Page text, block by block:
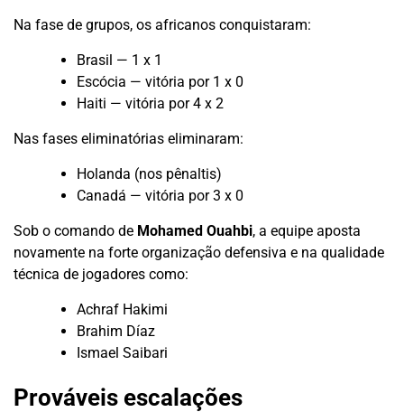
Na fase de grupos, os africanos conquistaram:
Brasil — 1 x 1
Escócia — vitória por 1 x 0
Haiti — vitória por 4 x 2
Nas fases eliminatórias eliminaram:
Holanda (nos pênaltis)
Canadá — vitória por 3 x 0
Sob o comando de Mohamed Ouahbi, a equipe aposta
novamente na forte organização defensiva e na qualidade
técnica de jogadores como:
Achraf Hakimi
Brahim Díaz
Ismael Saibari
Prováveis escalações